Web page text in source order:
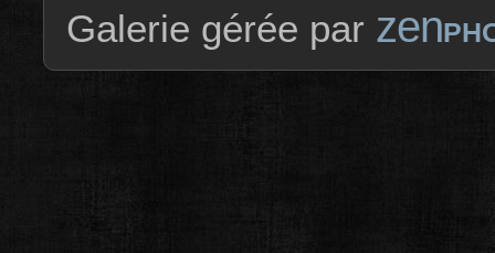
Galerie gérée par zen